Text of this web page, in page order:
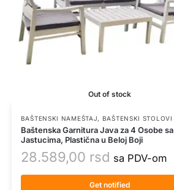
Out of stock
BAŠTENSKI NAMEŠTAJ, BAŠTENSKI STOLOVI
Baštenska Garnitura Java za 4 Osobe sa
Jastucima, Plastična u Beloj Boji
28.589,00 rsd sa PDV-om
Get notified